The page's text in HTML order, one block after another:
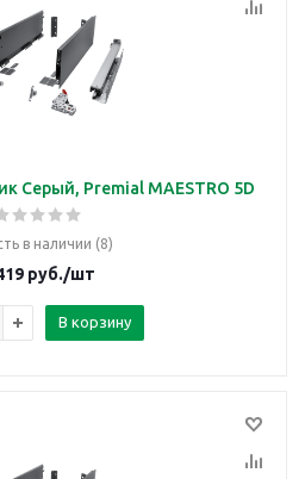
Серый, Premial MAESTRO 5D
в наличии (8)
руб./шт
В корзину